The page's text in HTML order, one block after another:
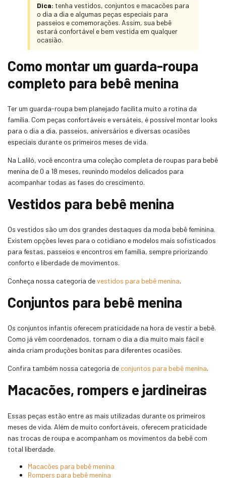
Dica: tenha vestidos, conjuntos e macacões para
o dia a dia e algumas peças especiais para
passeios e comemorações. Assim, sua bebê
estará confortável e bem vestida em qualquer
ocasião.
Como montar um guarda-roupa
completo para bebê menina
Ter um guarda-roupa bem planejado facilita muito a rotina da
família. Com peças confortáveis e versáteis, é possível montar looks
para o dia a dia, passeios, aniversários e diversas ocasiões
especiais durante os primeiros meses de vida.
Na Laliló, você encontra uma coleção completa de roupas para bebê
menina de 0 a 18 meses, reunindo modelos delicados para
acompanhar todas as fases do crescimento.
Vestidos para bebê menina
Os vestidos são um dos grandes destaques da moda bebê feminina.
Existem opções leves para o cotidiano e modelos mais sofisticados
para festas, passeios e encontros em família, sempre priorizando
conforto e liberdade de movimentos.
Conheça nossa categoria devestidos para bebê menina.
Conjuntos para bebê menina
Os conjuntos infantis oferecem praticidade na hora de vestir a bebê.
Como já vêm coordenados, tornam o dia a dia muito mais fácil e
ainda criam produções bonitas para diferentes ocasiões.
Confira também nossa categoria de conjuntos para bebê menina.
Macacões, rompers e jardineiras
Essas peças estão entre as mais utilizadas durante os primeiros
meses de vida. Além de muito confortáveis, oferecem praticidade
nas trocas de roupa e acompanham os movimentos da bebê com
total liberdade.
Macacões para bebê menina
Rompers para bebê menina